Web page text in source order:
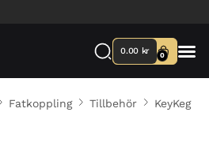
0.00 kr 0
Fatkoppling Tillbehör
KeyKeg